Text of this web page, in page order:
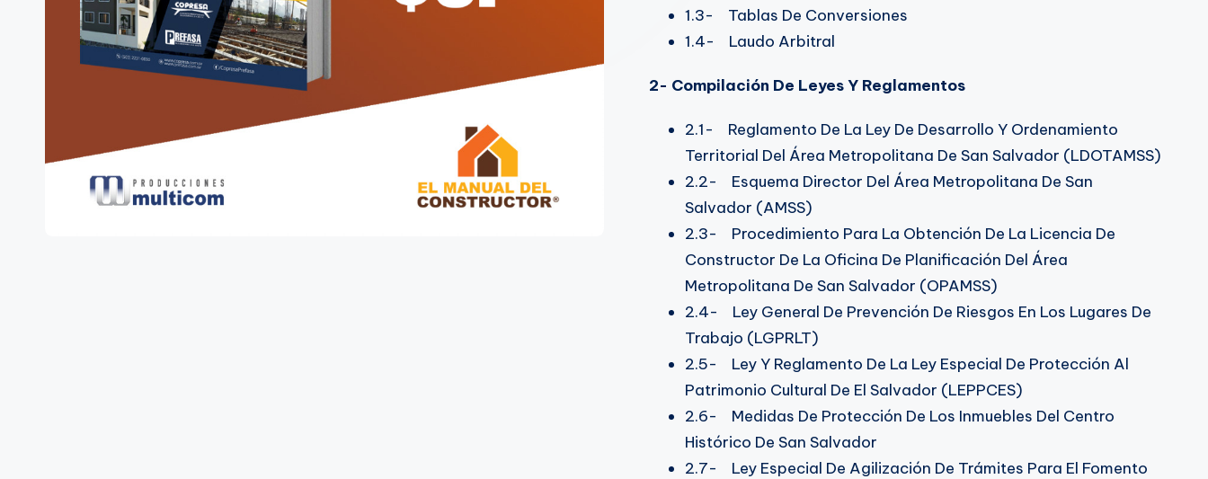
1.3- Tablas De Conversiones
1.4- Laudo Arbitral
2- Compilación De Leyes Y Reglamentos
2.1- Reglamento De La Ley De Desarrollo Y Ordenamiento
Territorial Del Área Metropolitana De San Salvador (LDOTAMSS)
2.2- Esquema Director Del Área Metropolitana De San
Salvador (AMSS)
2.3- Procedimiento Para La Obtención De La Licencia De
Constructor De La Oficina De Planificación Del Área
Metropolitana De San Salvador (OPAMSS)
2.4- Ley General De Prevención De Riesgos En Los Lugares De
Trabajo (LGPRLT)
2.5- Ley Y Reglamento De La Ley Especial De Protección Al
Patrimonio Cultural De El Salvador (LEPPCES)
2.6- Medidas De Protección De Los Inmuebles Del Centro
Histórico De San Salvador
2.7- Ley Especial De Agilización De Trámites Para El Fomento